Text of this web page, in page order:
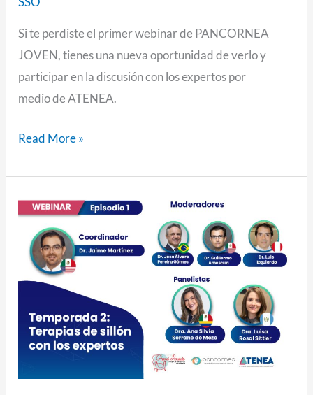
Si te perdiste el primer webinar de PANCORNEA
JOVEN, tienes una nueva oportunidad de verlo y
participar en la discusión con los expertos por
medio de ATENEA.
Read More »
Pancornea
Joven
Terapias
sillón
con
Expertos